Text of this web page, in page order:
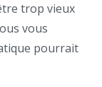
trop vieux
vous
pourrait